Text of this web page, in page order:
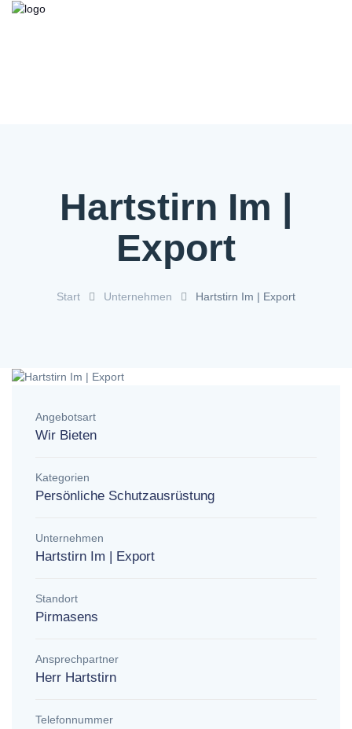
Hartstirn Im |
Export
Start Unternehmen Hartstirn Im | Export
Angebotsart
Wir Bieten
Kategorien
Persönliche Schutzausrüstung
Unternehmen
Hartstirn Im | Export
Standort
Pirmasens
Ansprechpartner
Herr Hartstirn
Telefonnummer